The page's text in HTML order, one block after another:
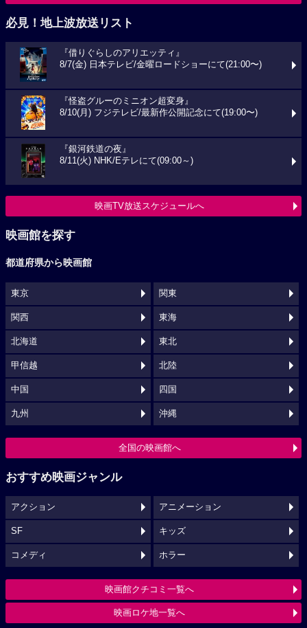
必見！地上波放送リスト
『借りぐらしのアリエッティ』
8/7(金) 日本テレビ/金曜ロードショーにて(21:00〜)
『怪盗グルーのミニオン超変身』
8/10(月) フジテレビ/最新作公開記念にて(19:00〜)
『銀河鉄道の夜』
8/11(火) NHK/Eテレにて(09:00～)
映画TV放送スケジュールへ
映画館を探す
都道府県から映画館
東京 関東
関西 東海
北海道 東北
甲信越 北陸
中国 四国
九州 沖縄
全国の映画館へ
おすすめ映画ジャンル
アクション アニメーション
SF キッズ
コメディ ホラー
映画館クチコミ一覧へ
映画ロケ地一覧へ